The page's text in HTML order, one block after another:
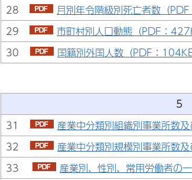
28
月別年令階級別死亡者数（PDF
29
市町村別人口動態（PDF：
30
国籍別外国人数（PDF：104KB
5
31
産業中分類別組織別事業所数
32
産業中分類別規模別事業所数
33
産業別、性別、常用労働者の